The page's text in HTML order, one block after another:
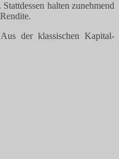
halten zunehmend
der klassischen Kapital-